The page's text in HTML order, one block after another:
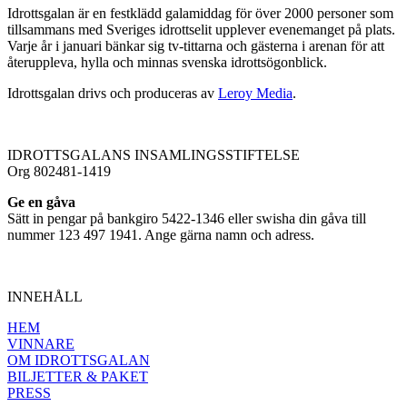
Idrottsgalan är en festklädd galamiddag för över 2000 personer som
tillsammans med Sveriges idrottselit upplever evenemanget på plats.
Varje år i januari bänkar sig tv-tittarna och gästerna i arenan för att
återuppleva, hylla och minnas svenska idrottsögonblick.
Idrottsgalan drivs och produceras av Leroy Media.
IDROTTSGALANS INSAMLINGSSTIFTELSE
Org 802481-1419
Ge en gåva
Sätt in pengar på bankgiro 5422-1346 eller swisha din gåva till
nummer 123 497 1941. Ange gärna namn och adress.
INNEHÅLL
HEM
VINNARE
OM IDROTTSGALAN
BILJETTER & PAKET
PRESS